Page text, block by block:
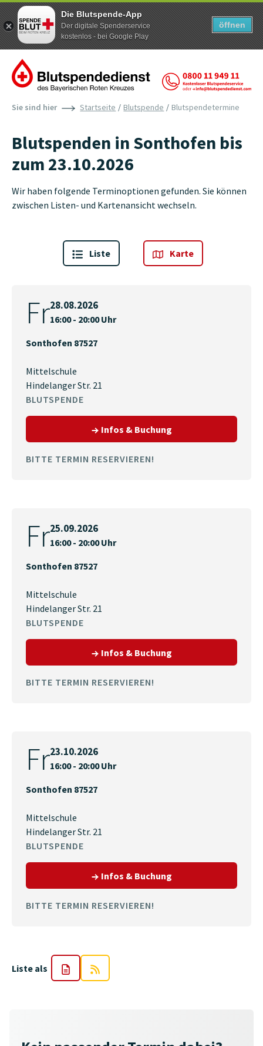
Die Blutspende-App
Der digitale Spenderservice
kostenlos - bei Google Play
öffnen
Zum Inhalt der Seite springen
Sie sind hier Startseite Blutspende Blutspendetermine
Blutspenden in Sonthofen bis
zum 23.10.2026
Wir haben folgende Terminoptionen gefunden. Sie können
zwischen Listen- und Kartenansicht wechseln.
Liste Karte
Fr28.08.2026
16:00 - 20:00 Uhr
Sonthofen 87527
Mittelschule
Hindelanger Str. 21
BLUTSPENDE
Infos & Buchung
BITTE TERMIN RESERVIEREN!
Fr25.09.2026
16:00 - 20:00 Uhr
Sonthofen 87527
Mittelschule
Hindelanger Str. 21
BLUTSPENDE
Infos & Buchung
BITTE TERMIN RESERVIEREN!
Fr23.10.2026
16:00 - 20:00 Uhr
Sonthofen 87527
Mittelschule
Hindelanger Str. 21
BLUTSPENDE
Infos & Buchung
BITTE TERMIN RESERVIEREN!
Liste als